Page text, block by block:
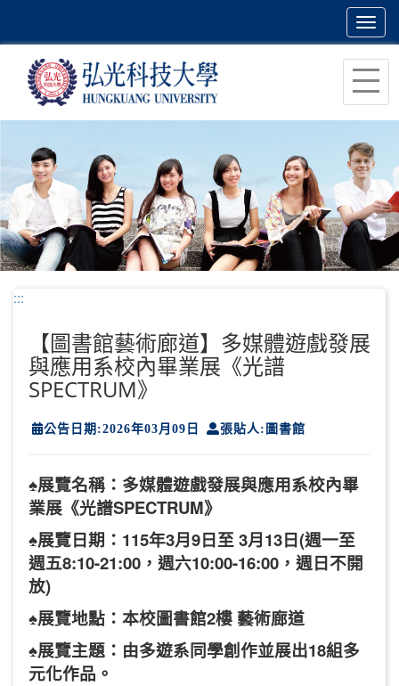
主
容
區
塊
:::
【圖書館藝術廊道】多媒體遊戲發展
與應用系校內畢業展《光譜
SPECTRUM》
公告日期:2026年03月09日 張貼人:圖書館
♠展覽名稱：多媒體遊戲發展與應用系校內畢
業展《光譜SPECTRUM》
♠展覽日期：115年3月9日至 3月13日(週一至
週五8:10-21:00，週六10:00-16:00，週日不開
放)
♠展覽地點：本校圖書館2樓 藝術廊道
♠展覽主題：由多遊系同學創作並展出18組多
元化作品。